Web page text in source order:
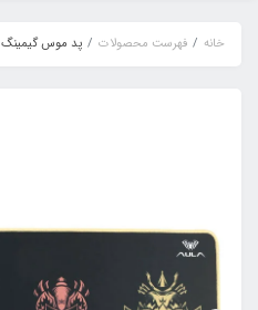
خانه فهرست محصولات پد موس گیمینگ Aula MP-WFFM 70*30cm